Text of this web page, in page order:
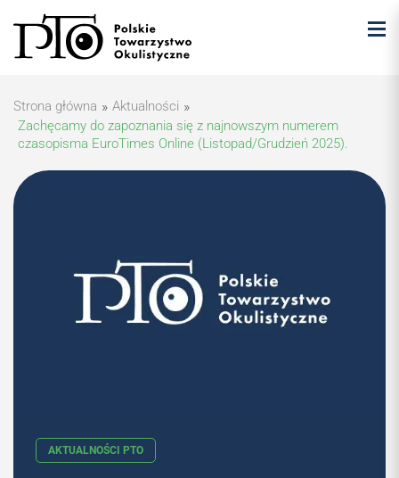
Strona główna » Aktualności »
Zachęcamy do zapoznania się z najnowszym numerem
czasopisma EuroTimes Online (Listopad/Grudzień 2025).